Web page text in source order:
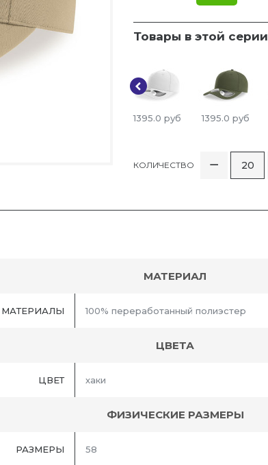
Товары в этой серии
1395.0 руб 1395.0 руб
КОЛИЧЕСТВО
МАТЕРИАЛ
МАТЕРИАЛЫ 100% переработанный полиэстер
ЦВЕТА
ЦВЕТ хаки
ФИЗИЧЕСКИЕ РАЗМЕРЫ
РАЗМЕРЫ 58